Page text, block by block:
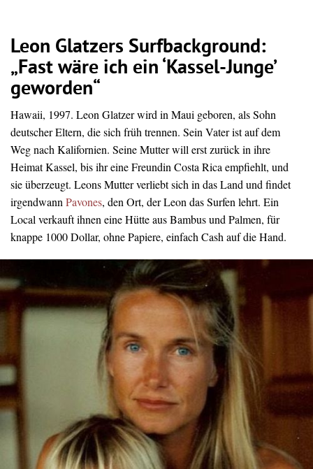
Leon Glatzers Surfbackground:
„Fast wäre ich ein ‘Kassel-Junge’
geworden“
Hawaii, 1997. Leon Glatzer wird in Maui geboren, als Sohn
deutscher Eltern, die sich früh trennen. Sein Vater ist auf dem
Weg nach Kalifornien. Seine Mutter will erst zurück in ihre
Heimat Kassel, bis ihr eine Freundin Costa Rica empfiehlt, und
sie überzeugt. Leons Mutter verliebt sich in das Land und findet
irgendwannPavones, den Ort, der Leon das Surfen lehrt. Ein
Local verkauft ihnen eine Hütte aus Bambus und Palmen, für
knappe 1000 Dollar, ohne Papiere, einfach Cash auf die Hand.